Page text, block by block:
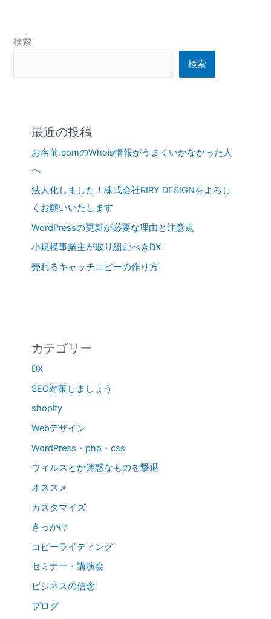
検索
検索
最近の投稿
お名前.comのWhois情報がうまくいかなかった人
へ
法人化しました！株式会社RIRY DESIGNをよろし
くお願いいたします
WordPressの更新が必要な理由と注意点
小規模事業主が取り組むべきDX
売れるキャッチコピーの作り方
カテゴリー
DX
SEO対策しましょう
shopify
Webデザイン
WordPress・php・css
ウィルスとか迷惑なものを撃退
オススメ
カスタマイズ
きっかけ
コピーライティング
セミナー・講演会
ビジネスの信念
ブログ